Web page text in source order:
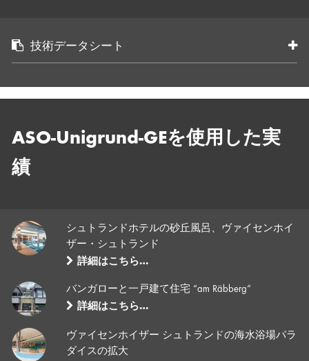
技術データシート
ASO-Unigrund-GEを使用した実
績
シュトランドホテルの砂丘風呂、ヴァイセンホイ
ザー・シュトランド
詳細はこちら…
バンガローと一戸建て住宅 “am Räbberg”
詳細はこちら…
ヴァイセンホイザー シュトランドの海水浴場パラ
ダイスの拡大